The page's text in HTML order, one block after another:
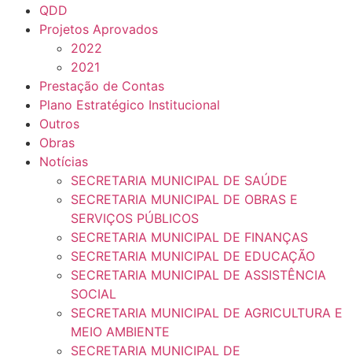
QDD
Projetos Aprovados
2022
2021
Prestação de Contas
Plano Estratégico Institucional
Outros
Obras
Notícias
SECRETARIA MUNICIPAL DE SAÚDE
SECRETARIA MUNICIPAL DE OBRAS E
SERVIÇOS PÚBLICOS
SECRETARIA MUNICIPAL DE FINANÇAS
SECRETARIA MUNICIPAL DE EDUCAÇÃO
SECRETARIA MUNICIPAL DE ASSISTÊNCIA
SOCIAL
SECRETARIA MUNICIPAL DE AGRICULTURA E
MEIO AMBIENTE
SECRETARIA MUNICIPAL DE